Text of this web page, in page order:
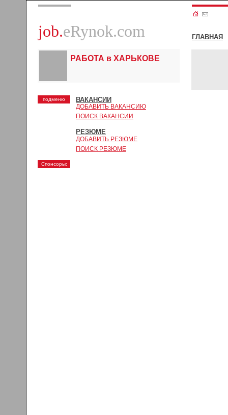
job.eRynok.com ГЛАВНАЯ
РАБОТА в ХАРЬКОВЕ
подменю ВАКАНСИИ
ДОБАВИТЬ ВАКАНСИЮ
ПОИСК ВАКАНСИИ
РЕЗЮМЕ
ДОБАВИТЬ РЕЗЮМЕ
ПОИСК РЕЗЮМЕ
Спонсоры: